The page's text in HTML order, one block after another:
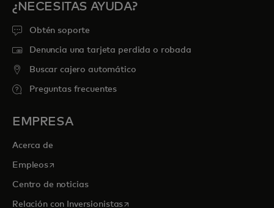
¿NECESITAS AYUDA?
Obtén soporte
Denuncia una tarjeta perdida o robada
Buscar cajero automático
Preguntas frecuentes
EMPRESA
Acerca de
Empleosse abre en una pestaña nueva
Centro de noticias
Relación con Inversionistasse abre en una pestaña nueva